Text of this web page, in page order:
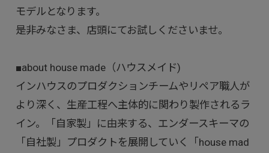
モデルとなります。
是非みなさま、店頭にてお試しくださいませ。
■about house made（ハウスメイド)
インハウスのプロダクションチームやリペア職人が
より深く、生産工程へ主体的に関わり製作されるラ
イン。「自家製」に由来する、エンダースキーマの
「自社製」プロダクトを展開していく「house mad